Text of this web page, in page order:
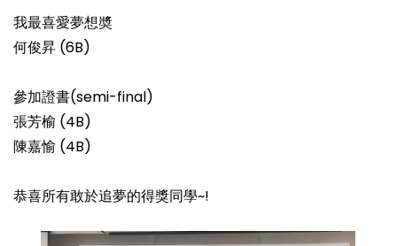
我最喜愛夢想奬
何俊昇 (6B)
參加證書(semi-final)
張芳榆 (4B)
陳嘉愉 (4B)
恭喜所有敢於追夢的得獎同學~!